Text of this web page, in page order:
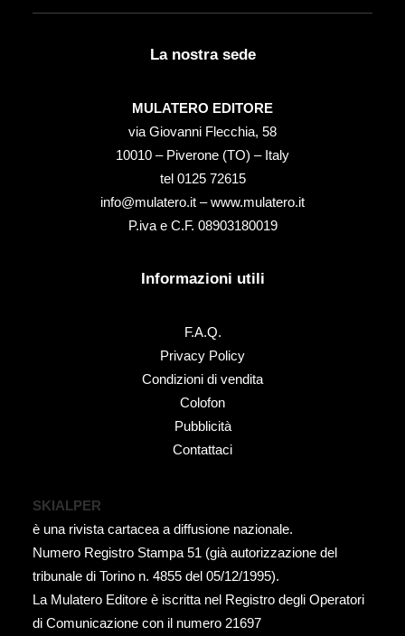
La nostra sede
MULATERO EDITORE
via Giovanni Flecchia, 58
10010 – Piverone (TO) – Italy
tel ‭0125 72615‬
info@mulatero.it –www.mulatero.it
P.iva e C.F. 08903180019
Informazioni utili
F.A.Q.
Privacy Policy
Condizioni di vendita
Colofon
Pubblicità
Contattaci
SKIALPER
è una rivista cartacea a diffusione nazionale.
Numero Registro Stampa 51 (già autorizzazione del
tribunale di Torino n. 4855 del 05/12/1995).
La Mulatero Editore è iscritta nel Registro degli Operatori
di Comunicazione con il numero 21697